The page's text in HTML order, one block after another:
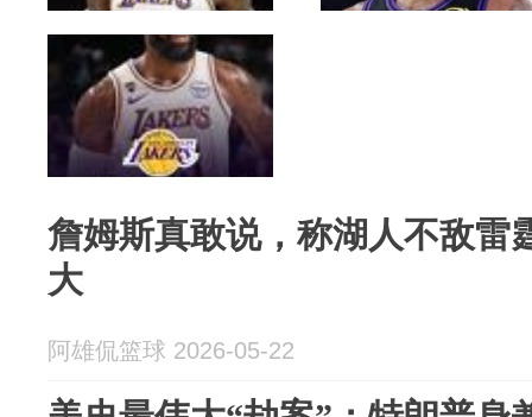
詹姆斯真敢说，称湖人不敌雷
大
阿雄侃篮球 2026-05-22